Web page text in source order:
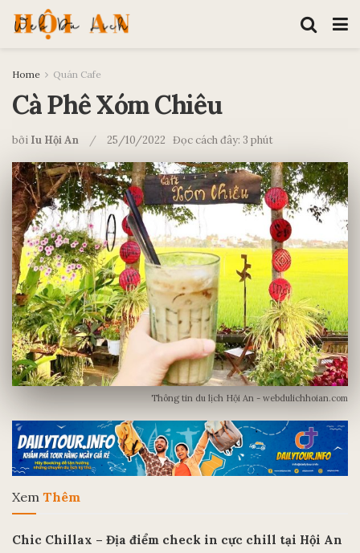
Home Quán Cafe
Cà Phê Xóm Chiêu
bởi Iu Hội An 25/10/2022 Đọc cách đây: 3 phút
Thông tin du lịch Hội An - webdulichhoian.com
Xem Thêm
Chic Chillax – Địa điểm check in cực chill tại Hội An